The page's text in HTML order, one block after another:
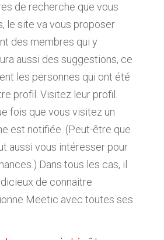
de recherche que vous
le site va vous proposer
des membres qui y
aussi des suggestions, ce
les personnes qui ont été
profil. Visitez leur profil.
fois que vous visitez un
est notifiée. (Peut-être que
aussi vous intéresser pour
Dans tous les cas, il
de connaitre
Meetic avec toutes ses